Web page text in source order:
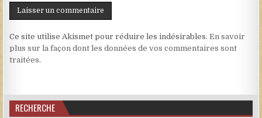
Ce site utilise Akismet pour réduire les indésirables.En savoir
plus sur la façon dont les données de vos commentaires sont
traitées.
RECHERCHE